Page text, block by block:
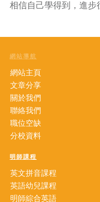
相信自己學得到，進步
網站導航
網站主頁
文章分享
關於我們
聯絡我們
職位空缺
分校資料
明師課程
英文拼音課程
英語幼兒課程
明師綜合英語